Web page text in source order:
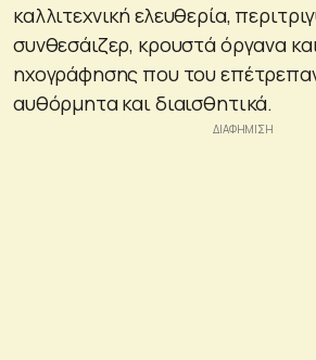
καλλιτεχνική ελευθερία,
συνθεσάιζερ, κρουστά όργανα
ηχογράφησης που του
αυθόρμητα και διαισθητικά.